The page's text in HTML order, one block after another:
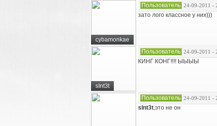
cybamonkae
Пользователь 24-09-2011 -
зато лого классное у них)))
sInt3t
Пользователь 24-09-2011 -
КИНГ КОНГ!!!! ЫЫЫЫ
Пользователь 24-09-2011 -
sInt3t,это не он